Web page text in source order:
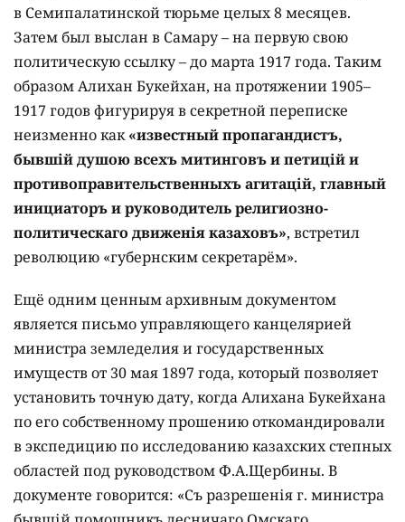
в Семипалатинской тюрьме целых 8 месяцев.
Затем был выслан в Самару – на первую свою
политическую ссылку – до марта 1917 года. Таким
образом Алихан Букейхан, на протяжении 1905–
1917 годов фигурируя в секретной переписке
неизменно как«известный пропагандистъ,
бывшій душою всехъ митинговъ и петицій и
противоправительственныхъ агитацій, главный
инициаторъ и руководитель религиозно-
политическаго движенія казаховъ», встретил
революцию «губернским секретарём».
Ещё одним ценным архивным документом
является письмо управляющего канцелярией
министра земледелия и государственных
имуществ от 30 мая 1897 года, который позволяет
установить точную дату, когда Алихана Букейхана
по его собственному прошению откомандировали
в экспедицию по исследованию казахских степных
областей под руководством Ф.А.Щербины. В
документе говорится: «Съ разрешенія г. министра